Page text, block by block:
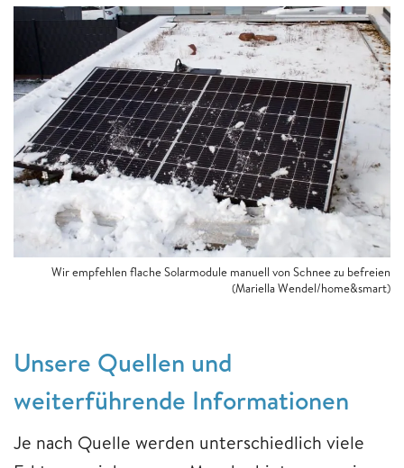
Wir empfehlen flache Solarmodule manuell von Schnee zu befreien
(Mariella Wendel/home&smart)
Unsere Quellen und
weiterführende Informationen
Je nach Quelle werden unterschiedlich viele